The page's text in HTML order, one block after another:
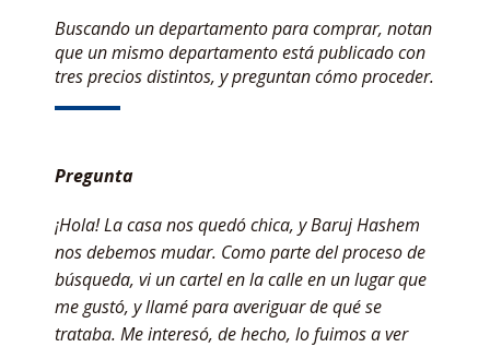
Buscando un departamento para comprar, notan
que un mismo departamento está publicado con
tres precios distintos, y preguntan cómo proceder.
Pregunta
¡Hola! La casa nos quedó chica, y Baruj Hashem
nos debemos mudar. Como parte del proceso de
búsqueda, vi un cartel en la calle en un lugar que
me gustó, y llamé para averiguar de qué se
trataba. Me interesó, de hecho, lo fuimos a ver